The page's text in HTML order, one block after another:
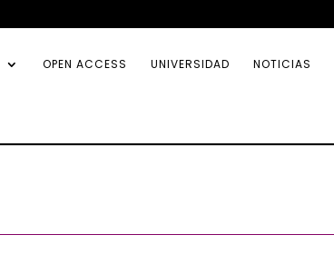
OPEN ACCESS UNIVERSIDAD NOTICIAS